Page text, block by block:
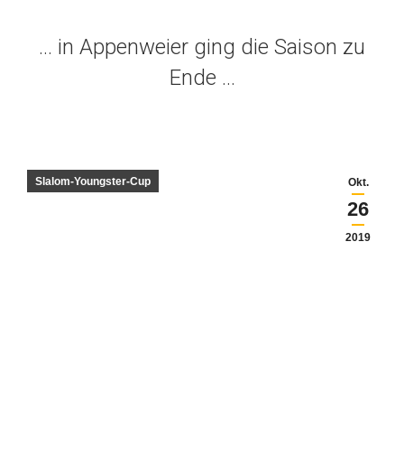
… in Appenweier ging die Saison zu
Ende …
Okt.
26
2019
Slalom-Youngster-Cup